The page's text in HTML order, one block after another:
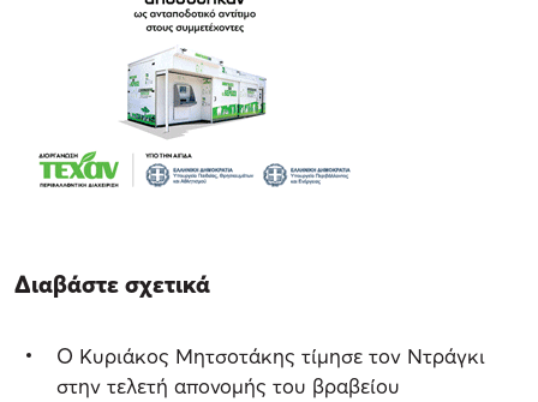
Διαβάστε σχετικά
Ο Κυριάκος Μητσοτάκης τίμησε τον Ντράγκι
στην τελετή απονομής του βραβείου